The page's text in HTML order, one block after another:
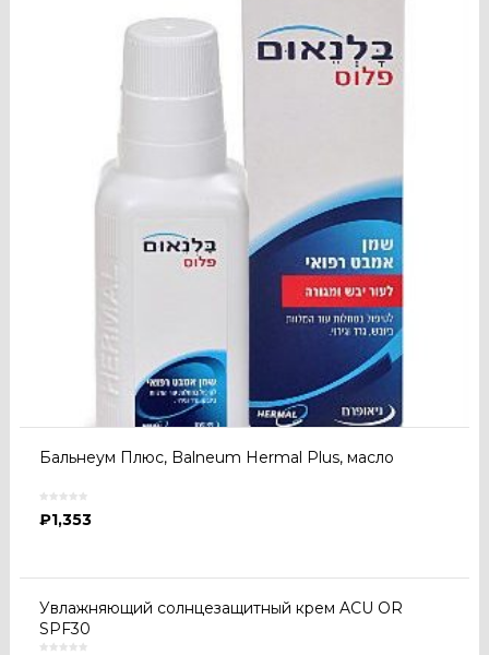
Бальнеум Плюс, Balneum Hermal Plus, масло
₽1,353
Увлажняющий солнцезащитный крем ACU OR
SPF30